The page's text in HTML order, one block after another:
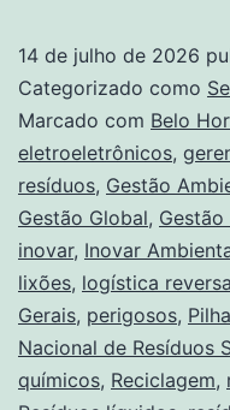
14 de julho de 2026
Categorizado como
Marcado com Belo
eletroeletrônicos,
resíduos, Gestão
Gestão Global,
inovar, Inovar
lixões, logística reversa
Gerais, perigosos,
Nacional de Resíduos
químicos, Reciclagem,